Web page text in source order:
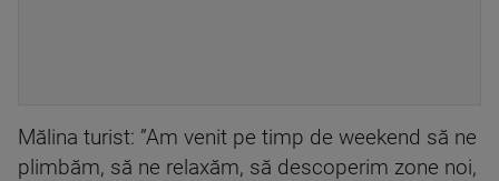
Mălina turist: ”Am venit pe timp de weekend să ne
plimbăm, să ne relaxăm, să descoperim zone noi,